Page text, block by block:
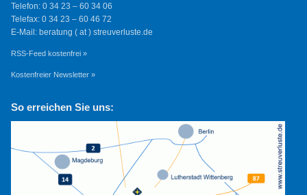
Telefon: 0 34 23 – 60 34 06
Telefax: 0 34 23 – 60 46 72
E-Mail: beratung ( at ) streuverluste.de
RSS-Feed kostenfrei »
Kostenfreier Newsletter »
So erreichen Sie uns: